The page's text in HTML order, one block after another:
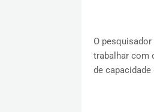
O
trabalhar com
de